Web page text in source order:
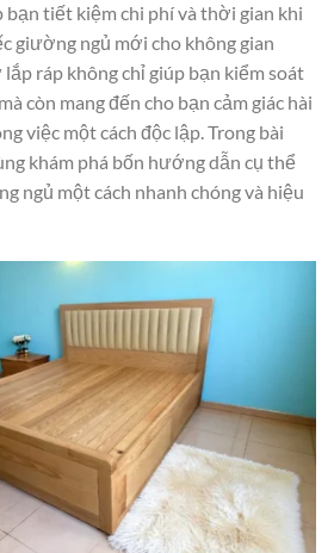
tiết kiệm chi phí và thời gian khi
giường ngủ mới cho không gian
ráp không chỉ giúp bạn kiểm soát
còn mang đến cho bạn cảm giác hài
việc một cách độc lập. Trong bài
khám phá bốn hướng dẫn cụ thể
ngủ một cách nhanh chóng và hiệu